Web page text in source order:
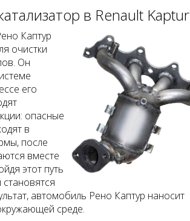
в Renault
Каптур
очистки
Он
его
опасные
в
после
вместе
этот путь
автомобиль Рено Каптур наносит
среде.